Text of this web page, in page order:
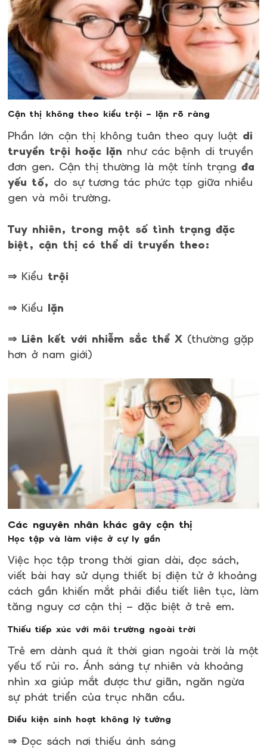
Cận thị không theo kiểu trội – lặn rõ ràng
Phần lớn cận thị không tuân theo quy luật di
truyền trội hoặc lặn như các bệnh di truyền
đơn gen. Cận thị thường là một tính trạngđa
yếu tố, do sự tương tác phức tạp giữa nhiều
gen và môi trường.
Tuy nhiên, trong một số tình trạng đặc
biệt, cận thị có thể di truyền theo:
⇒ Kiểu trội
⇒ Kiểu lặn
⇒ Liên kết với nhiễm sắc thể X (thường gặp
hơn ở nam giới)
Các nguyên nhân khác gây cận thị
Học tập và làm việc ở cự ly gần
Việc học tập trong thời gian dài, đọc sách,
viết bài hay sử dụng thiết bị điện tử ở khoảng
cách gần khiến mắt phải điều tiết liên tục, làm
tăng nguy cơ cận thị – đặc biệt ở trẻ em.
Thiếu tiếp xúc với môi trường ngoài trời
Trẻ em dành quá ít thời gian ngoài trời là một
yếu tố rủi ro. Ánh sáng tự nhiên và khoảng
nhìn xa giúp mắt được thư giãn, ngăn ngừa
sự phát triển của trục nhãn cầu.
Điều kiện sinh hoạt không lý tưởng
⇒ Đọc sách nơi thiếu ánh sáng